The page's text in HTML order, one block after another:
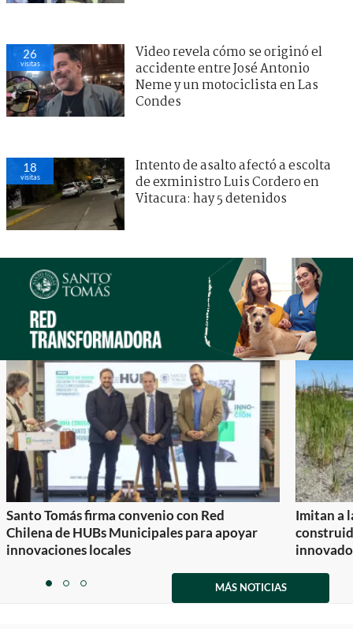
26
visitas
Video revela cómo se originó el
accidente entre José Antonio
Neme y un motociclista en Las
Condes
18
visitas
Intento de asalto afectó a escolta
de exministro Luis Cordero en
Vitacura: hay 5 detenidos
Santo Tomás firma convenio con Red
Chilena de HUBs Municipales para apoyar
innovaciones locales
Imitan a
itemitemitem
MÁS NOTICIAS